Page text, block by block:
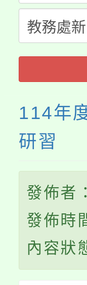
代理(
轉知
《
程，
系所
114年
研習
發佈者
發佈時
內容狀